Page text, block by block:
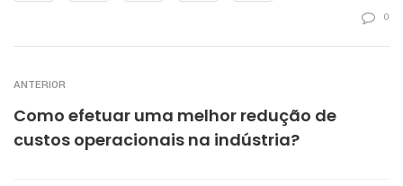
0
ANTERIOR
Como efetuar uma melhor redução de
custos operacionais na indústria?